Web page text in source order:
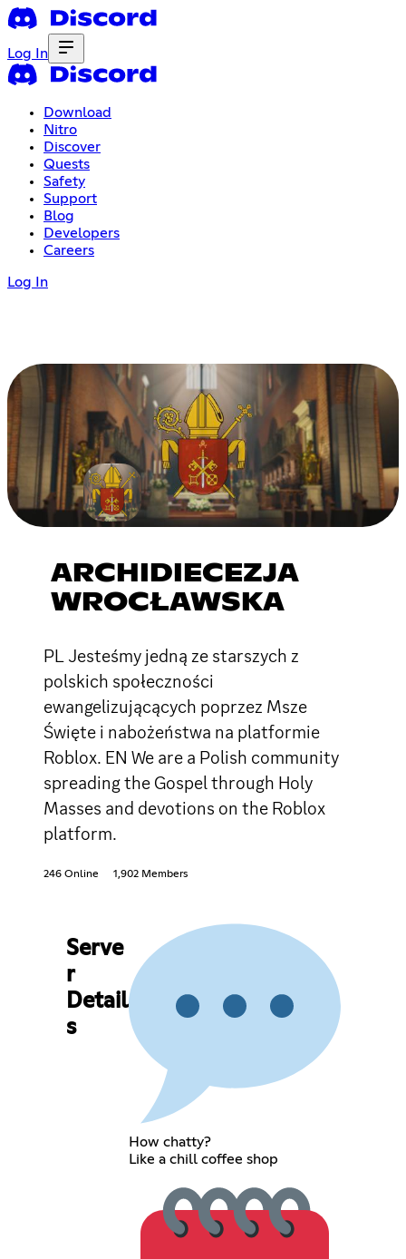
Log In
Download
Nitro
Discover
Quests
Safety
Support
Blog
Developers
Careers
Log In
ARCHIDIECEZJA
WROCŁAWSKA
PL Jesteśmy jedną ze starszych z
polskich społeczności
ewangelizującących poprzez Msze
Święte i nabożeństwa na platformie
Roblox. EN We are a Polish community
spreading the Gospel through Holy
Masses and devotions on the Roblox
platform.
246 Online 1,902 Members
Serve
r
Detail
s
How chatty?
Like a chill coffee shop